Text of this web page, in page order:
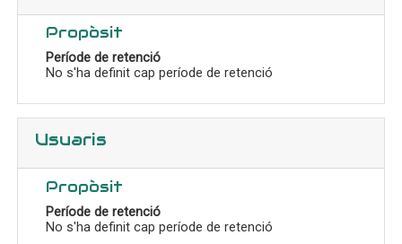
Propòsit
Període de retenció
No s'ha definit cap període de retenció
Usuaris
Propòsit
Període de retenció
No s'ha definit cap període de retenció